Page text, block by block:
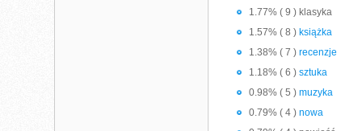
1.77% ( 9 ) klasyka
1.57% ( 8 ) książka
1.38% ( 7 )recenzje
1.18% ( 6 )sztuka
0.98% ( 5 )muzyka
0.79% ( 4 )nowa